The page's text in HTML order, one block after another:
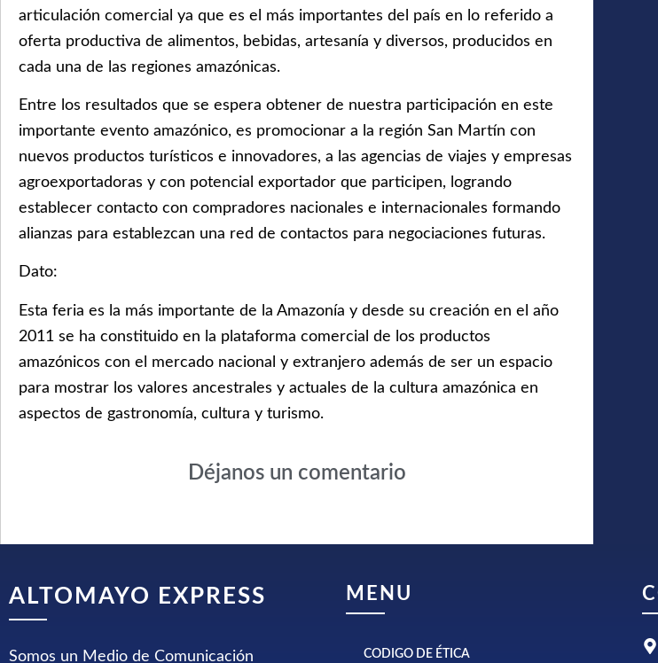
articulación comercial ya que es el más importantes del país en lo referido a
oferta productiva de alimentos, bebidas, artesanía y diversos, producidos en
cada una de las regiones amazónicas.
Entre los resultados que se espera obtener de nuestra participación en este
importante evento amazónico, es promocionar a la región San Martín con
nuevos productos turísticos e innovadores, a las agencias de viajes y empresas
agroexportadoras y con potencial exportador que participen, logrando
establecer contacto con compradores nacionales e internacionales formando
alianzas para establezcan una red de contactos para negociaciones futuras.
Dato:
Esta feria es la más importante de la Amazonía y desde su creación en el año
2011 se ha constituido en la plataforma comercial de los productos
amazónicos con el mercado nacional y extranjero además de ser un espacio
para mostrar los valores ancestrales y actuales de la cultura amazónica en
aspectos de gastronomía, cultura y turismo.
Déjanos un comentario
ALTOMAYO EXPRESS
Somos un Medio de Comunicación
MENU
CODIGO DE ÉTICA